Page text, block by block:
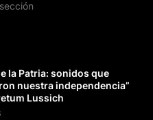
la Patria: sonidos que
nuestra independencia”
Lussich